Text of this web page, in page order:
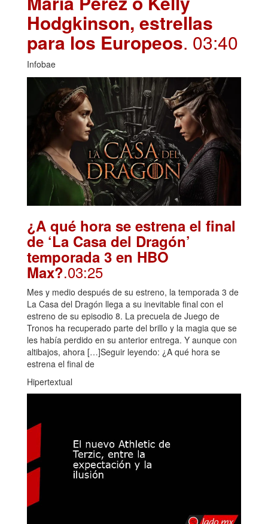
Hodgkinson, estrellas
para los Europeos. 03:40
Infobae
¿A qué hora se estrena el final
de ‘La Casa del Dragón’
temporada 3 en HBO
Max?.03:25
Mes y medio después de su estreno, la temporada 3 de
La Casa del Dragón llega a su inevitable final con el
estreno de su episodio 8. La precuela de Juego de
Tronos ha recuperado parte del brillo y la magia que se
les había perdido en su anterior entrega. Y aunque con
altibajos, ahora […]Seguir leyendo: ¿A qué hora se
estrena el final de
Hipertextual